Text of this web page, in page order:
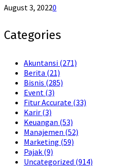
August 3, 20220
Categories
Akuntansi (271)
Berita (21)
Bisnis (285)
Event (3)
Fitur Accurate (33)
Karir (3)
Keuangan (53)
Manajemen (52)
Marketing (59)
Pajak (9)
Uncategorized (914)